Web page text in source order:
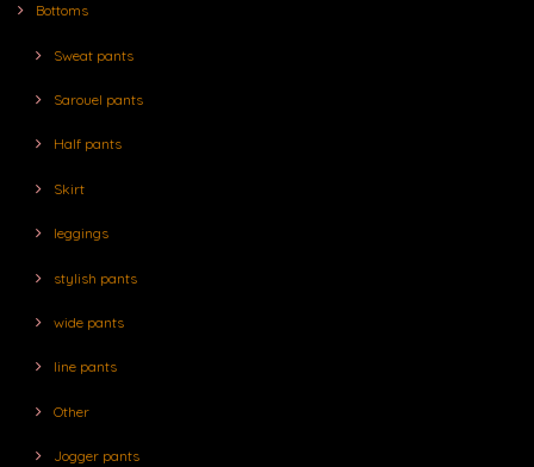
Bottoms
Sweat pants
Sarouel pants
Half pants
Skirt
leggings
stylish pants
wide pants
line pants
Other
Jogger pants